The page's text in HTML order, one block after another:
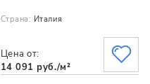
Страна: Италия
Цена от:
14 091 руб./м²